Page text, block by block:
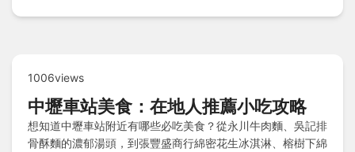
1006views
中壢車站美食：在地人推薦小吃攻略
想知道中壢車站附近有哪些必吃美食？從永川牛肉麵、吳記排
骨酥麵的濃郁湯頭，到張豐盛商行綿密花生冰淇淋、榕樹下綿